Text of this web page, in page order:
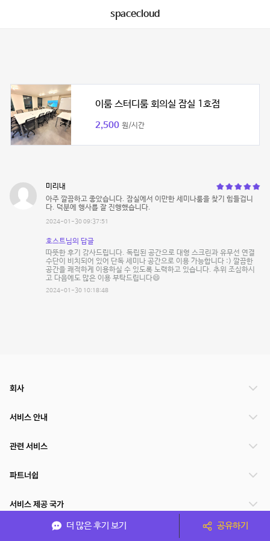
spacecloud
이룸 스터디룸 회의실 잠실 1호점
2,500 원/시간
미리내
아주 깔끔하고 좋았습니다. 잠실에서 이만한 세미나룸을 찾기 힘들겁니
다. 덕분에 행사를 잘 진행했습니다.
2024-01-30 09:37:51
호스트님의 답글
따뜻한 후기 감사드립니다. 독립된 공간으로 대형 스크린과 유무선 연결
수단이 비치되어 있어 단독 세미나 공간으로 이용 가능합니다 :) 깔끔한
공간을 쾌적하게 이용하실 수 있도록 노력하고 있습니다. 추위 조심하시
고 다음에도 많은 이용 부탁드립니다😄
2024-01-30 10:18:48
더 많은 후기 보기 공유하기
회사
서비스 안내
관련 서비스
파트너쉽
서비스 제공 국가